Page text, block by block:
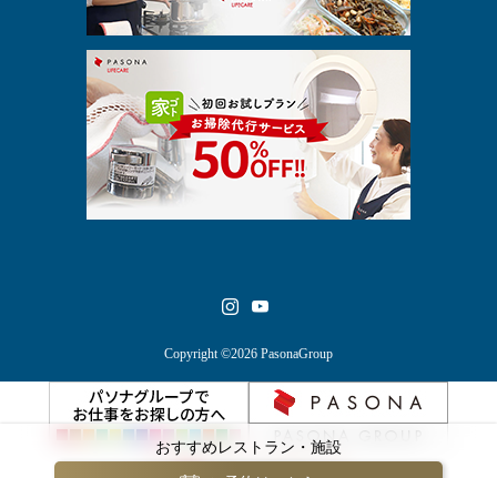
Copyright ©2026 PasonaGroup
おすすめレストラン・施設